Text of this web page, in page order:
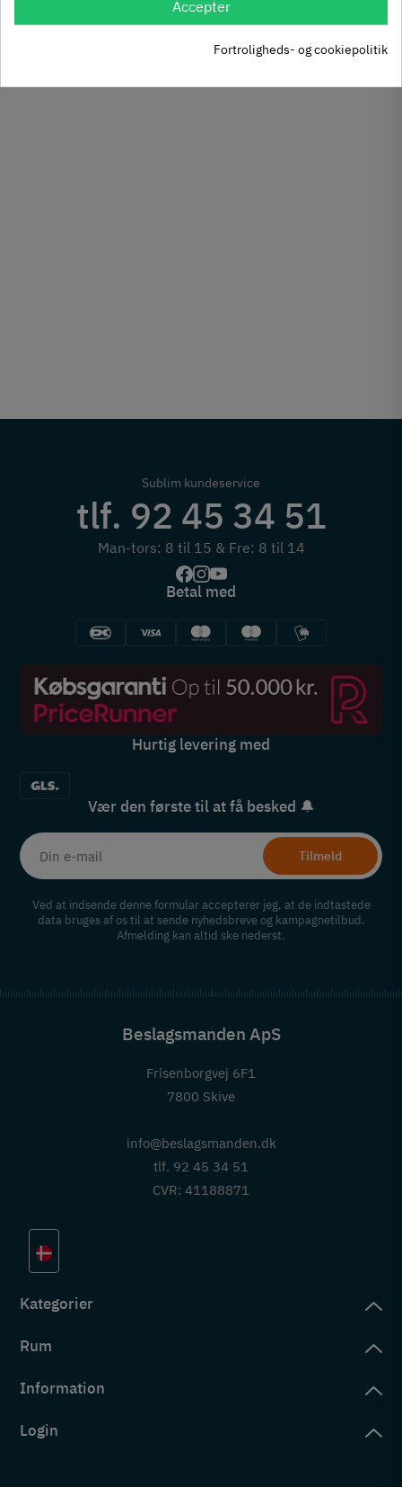
Viser 1 - 12 af 37 varer
Sublim kundeservice
tlf. 92 45 34 51
Man-tors: 8 til 15 & Fre: 8 til 14
Betal med
Hurtig levering med
Vær den første til at få besked 🔔
Tilmeld
Ved at indsende denne formular accepterer jeg, at de indtastede
data bruges af os til at sende nyhedsbreve og kampagnetilbud.
Afmelding kan altid ske nederst.
Beslagsmanden ApS
Frisenborgvej 6F1
7800 Skive
info@beslagsmanden.dk
tlf. 92 45 34 51
CVR: 41188871
Kategorier
Rum
Information
Login
Accepter
Fortroligheds- og cookiepolitik